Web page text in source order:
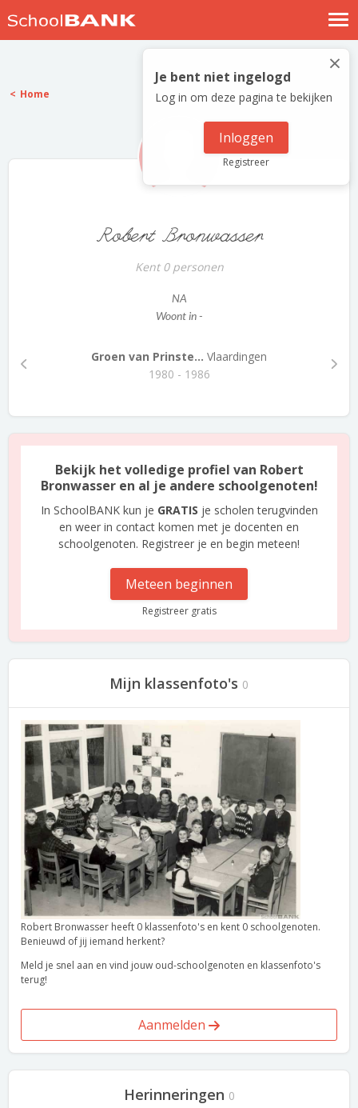
Nostalgische verhalen
Log in
Meld je gratis aan
×
Je bent niet ingelogd
Log in om deze pagina te bekijken
Inloggen
Registreer
Home
Robert Bronwasser
Kent 0 personen
NA
Woont in -
Groen van Prinste... Vlaardingen
1980 - 1986
Bekijk het volledige profiel van Robert
Bronwasser en al je andere schoolgenoten!
In SchoolBANK kun je GRATIS je scholen terugvinden
en weer in contact komen met je docenten en
schoolgenoten. Registreer je en begin meteen!
Meteen beginnen
Registreer gratis
Mijn klassenfoto's 0
Robert Bronwasser heeft 0 klassenfoto's en kent 0 schoolgenoten.
Benieuwd of jij iemand herkent?
Meld je snel aan en vind jouw oud-schoolgenoten en klassenfoto's
terug!
Aanmelden
Herinneringen 0